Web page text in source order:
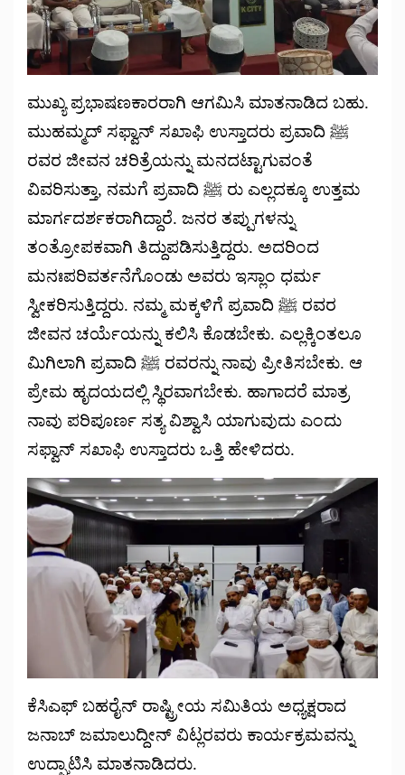
ಮುಖ್ಯ ಪ್ರಭಾಷಣಕಾರರಾಗಿ ಆಗಮಿಸಿ ಮಾತನಾಡಿದ ಬಹು.
ಮುಹಮ್ಮದ್ ಸಫ್ವಾನ್ ಸಖಾಫಿ ಉಸ್ತಾದರು ಪ್ರವಾದಿ ﷺ
ರವರ ಜೀವನ ಚರಿತ್ರೆಯನ್ನು ಮನದಟ್ಟಾಗುವಂತೆ
ವಿವರಿಸುತ್ತಾ, ನಮಗೆ ಪ್ರವಾದಿ ﷺ ರು ಎಲ್ಲದಕ್ಕೂ ಉತ್ತಮ
ಮಾರ್ಗದರ್ಶಕರಾಗಿದ್ದಾರೆ. ಜನರ ತಪ್ಪುಗಳನ್ನು
ತಂತ್ರೋಪಕವಾಗಿ ತಿದ್ದುಪಡಿಸುತ್ತಿದ್ದರು. ಅದರಿಂದ
ಮನಃಪರಿವರ್ತನೆಗೊಂಡು ಅವರು ಇಸ್ಲಾಂ ಧರ್ಮ
ಸ್ವೀಕರಿಸುತ್ತಿದ್ದರು. ನಮ್ಮ ಮಕ್ಕಳಿಗೆ ಪ್ರವಾದಿ ﷺ ರವರ
ಜೀವನ ಚರ್ಯೆಯನ್ನು ಕಲಿಸಿ ಕೊಡಬೇಕು. ಎಲ್ಲಕ್ಕಿಂತಲೂ
ಮಿಗಿಲಾಗಿ ಪ್ರವಾದಿ ﷺ ರವರನ್ನು ನಾವು ಪ್ರೀತಿಸಬೇಕು. ಆ
ಪ್ರೇಮ ಹೃದಯದಲ್ಲಿ ಸ್ಥಿರವಾಗಬೇಕು. ಹಾಗಾದರೆ ಮಾತ್ರ
ನಾವು ಪರಿಪೂರ್ಣ ಸತ್ಯ ವಿಶ್ವಾಸಿ ಯಾಗುವುದು ಎಂದು
ಸಫ್ವಾನ್ ಸಖಾಫಿ ಉಸ್ತಾದರು ಒತ್ತಿ ಹೇಳಿದರು.
ಕೆಸಿಎಫ್ ಬಹರೈನ್ ರಾಷ್ಟ್ರೀಯ ಸಮಿತಿಯ ಅಧ್ಯಕ್ಷರಾದ
ಜನಾಬ್ ಜಮಾಲುದ್ದೀನ್ ವಿಟ್ಲರವರು ಕಾರ್ಯಕ್ರಮವನ್ನು
ಉದ್ಘಾಟಿಸಿ ಮಾತನಾಡಿದರು.